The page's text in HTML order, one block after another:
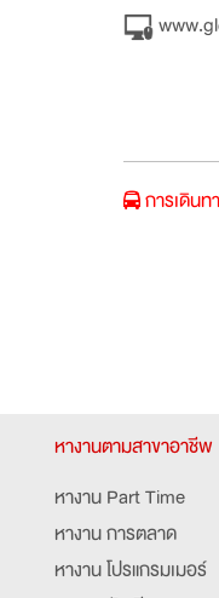
การเดินท
หางานตามสาขาอาชีพ
หางาน Part Time
หางาน การตลาด
หางาน โปรแกรมเมอร์